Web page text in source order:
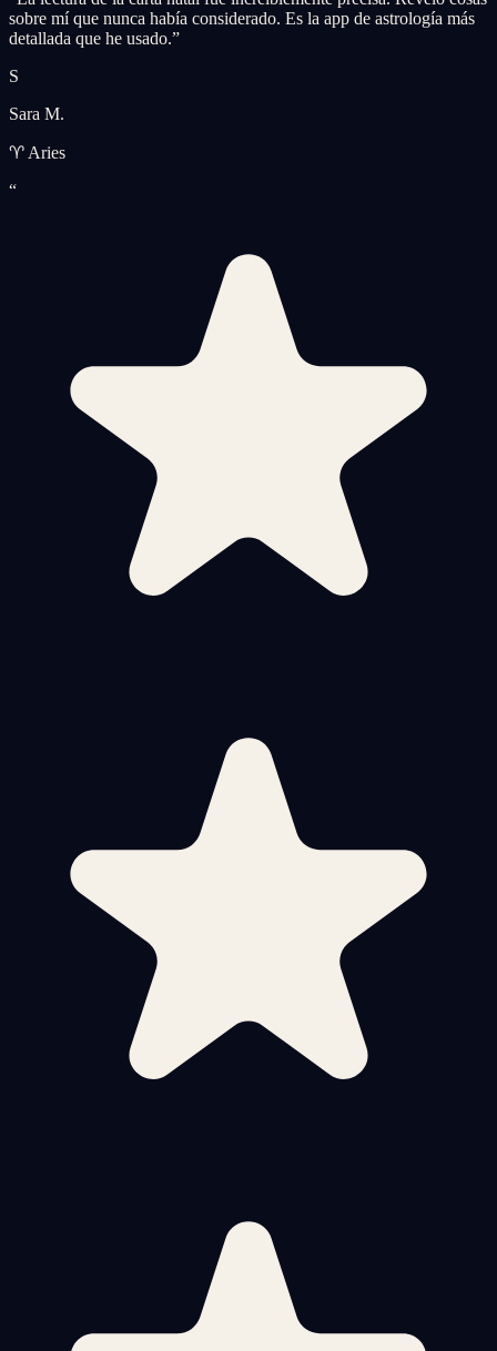
sobre mí que nunca había considerado. Es la app de astrología más
detallada que he usado.”
S
Sara M.
♈ Aries
“